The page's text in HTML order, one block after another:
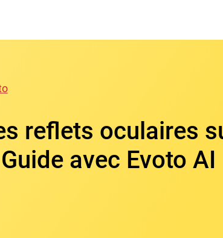
reflets oculaires
avec Evoto AI